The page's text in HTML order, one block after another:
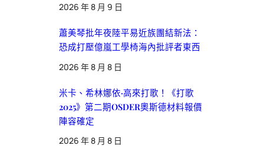
2026 年 8 月 9 日
蕭美琴批年夜陸平易近族團結新法：
恐成打壓億嵐工學椅海內批評者東西
2026 年 8 月 8 日
米卡、希林娜依·高來打歌！《打歌
2025》第二期OSDER奧斯德材料報價
陣容確定
2026 年 8 月 8 日